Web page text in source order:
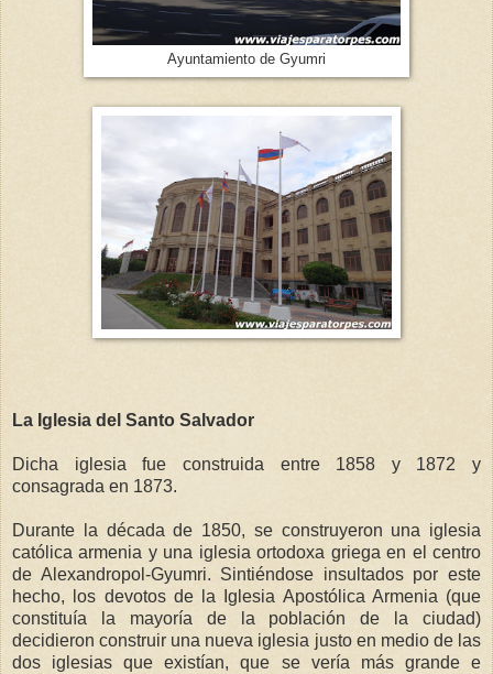
Ayuntamiento de Gyumri
La Iglesia del Santo Salvador
Dicha iglesia fue construida entre 1858 y 1872 y
consagrada en 1873.
Durante la década de 1850, se construyeron una iglesia
católica armenia y una iglesia ortodoxa griega en el centro
de Alexandropol-Gyumri. Sintiéndose insultados por este
hecho, los devotos de la Iglesia Apostólica Armenia (que
constituía la mayoría de la población de la ciudad)
decidieron construir una nueva iglesia justo en medio de las
dos iglesias que existían, que se vería más grande e